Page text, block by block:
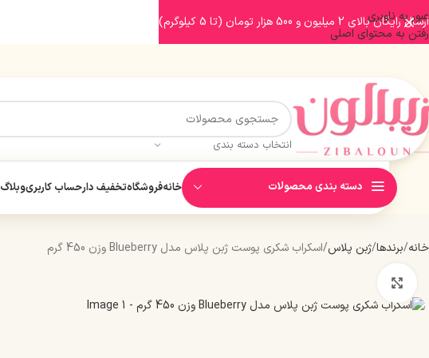
عبور به ناوبری
رفتن به محتوای اصلی
انتخاب دسته بندی
دسته بندی محصولات خانهفروشگاهتخفیف دارحساب کاربریوبلاگ
خانه برندها ژبن پلاس اسکراب شکری پوست ژبن پلاس مدل Blueberry وزن 450 گرم
ارسال رایگان بالای 2 میلیون و 500 هزار تومان (تا 5 کیلوگرم)